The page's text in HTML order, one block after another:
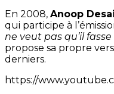
En 2008, Anoop
qui participe à
ne veut pas qu’il
propose sa propre
derniers.
https://